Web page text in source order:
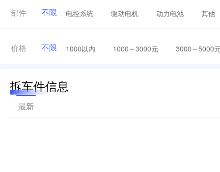
部件 不限 电控系统 驱动电机 动力电池 其他
价格 不限 1000以内 1000～3000元 3000～5000
拆车件信息
最新